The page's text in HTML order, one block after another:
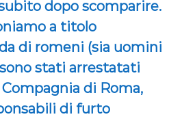
dopo scomparire.
a titolo
di romeni (sia uomini
stati arrestatati
di Roma,
di furto